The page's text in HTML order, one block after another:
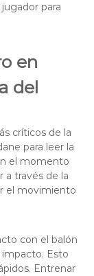
para
en
del
críticos de la
para leer la
el momento
a través de la
el movimiento
con el balón
Esto
Entrenar